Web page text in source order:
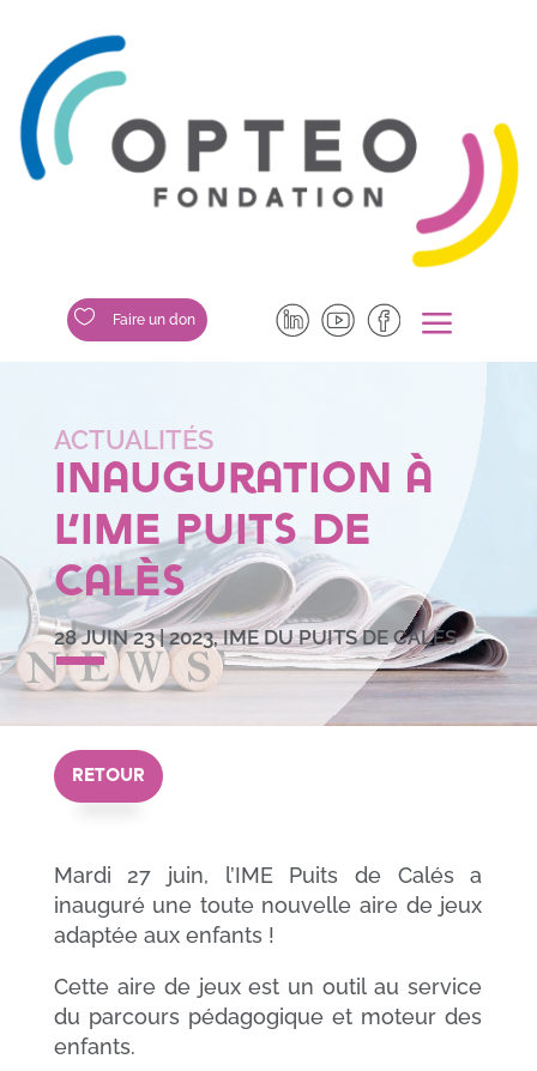
 Faire un don a
Inauguration à
l’IME Puits de
Calès
28 JUIN 23|2023,IME DU PUITS DE CALÈS
RETOUR
Mardi 27 juin, l’IME Puits de Calés a
inauguré une toute nouvelle aire de jeux
adaptée aux enfants !
Cette aire de jeux est un outil au service
du parcours pédagogique et moteur des
enfants.